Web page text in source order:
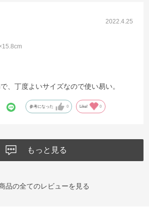
2022.4.25
、丁度よいサイズなので使い易い。
参考になった 0 Like! 0
もっと見る
品の全てのレビューを見る